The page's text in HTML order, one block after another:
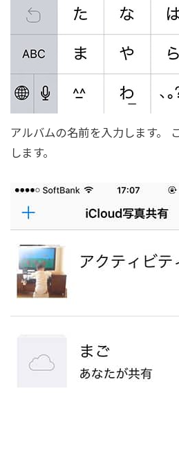
アルバムの名前を入力します。
します。